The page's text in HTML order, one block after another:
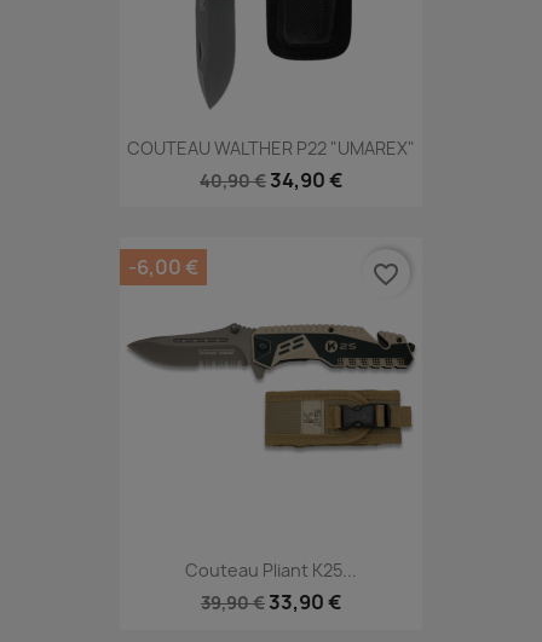
COUTEAU WALTHER P22 "UMAREX"
40,90 € 34,90 €
Couteau Pliant K25...
39,90 € 33,90 €
-6,00 € favorite_border